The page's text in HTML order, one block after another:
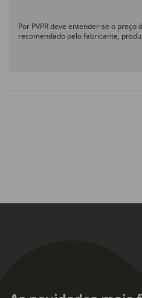
Por PVPR deve entender-se o preço
recomendado pelo fabricante,